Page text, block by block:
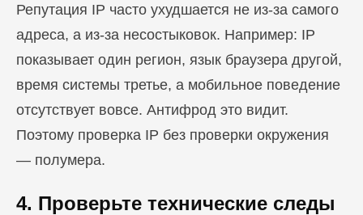
Репутация IP часто ухудшается не из-за самого
адреса, а из-за несостыковок. Например: IP
показывает один регион, язык браузера другой,
время системы третье, а мобильное поведение
отсутствует вовсе. Антифрод это видит.
Поэтому проверка IP без проверки окружения
— полумера.
4. Проверьте технические следы